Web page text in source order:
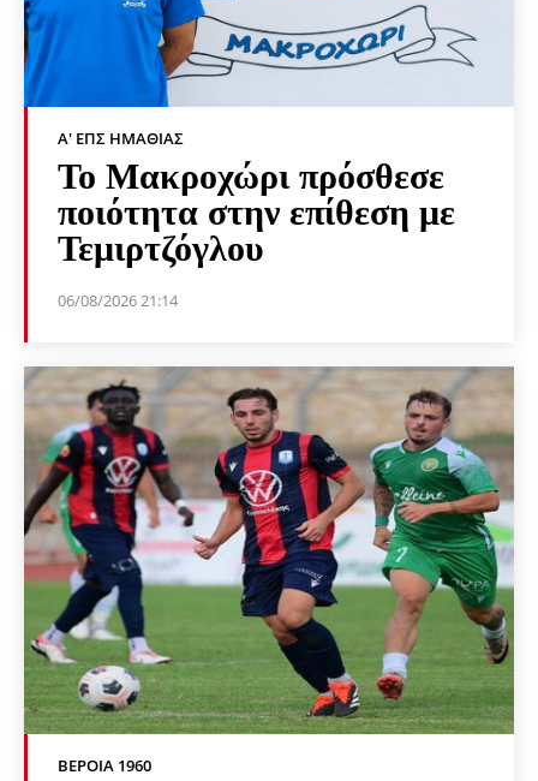
Α' ΕΠΣ ΗΜΑΘΊΑΣ
Το Μακροχώρι πρόσθεσε
ποιότητα στην επίθεση με
Τεμιρτζόγλου
06/08/2026 21:14
ΒΕΡΟΙΑ 1960